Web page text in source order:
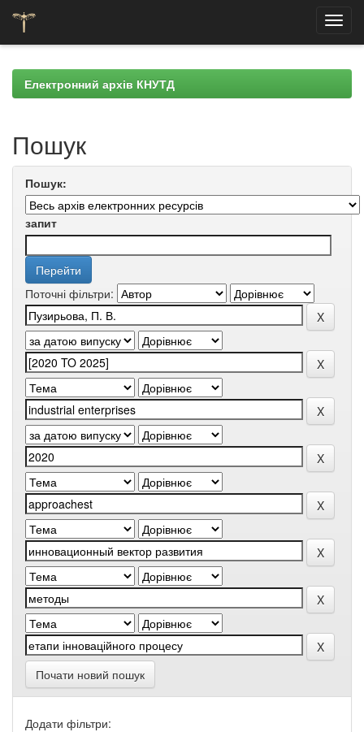
navigationЕлектронний архів КНУТД
Пошук
Пошук:
запит
Поточні фільтри:
Почати новий пошук
Додати фільтри: